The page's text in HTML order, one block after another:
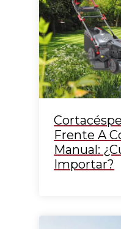
Frente A
Manual:
Importar?